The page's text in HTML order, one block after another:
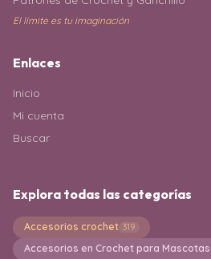
El límite es tu imaginación
Enlaces
Inicio
Mi cuenta
Buscar
Explora todas las categorías
Accesorios crochet 319
Accesorios en Crochet para Mascotas